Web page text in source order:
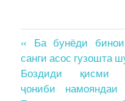
Post
navigation
« Ба бунёди
санги асос гузошта
Боздиди
ҷониби